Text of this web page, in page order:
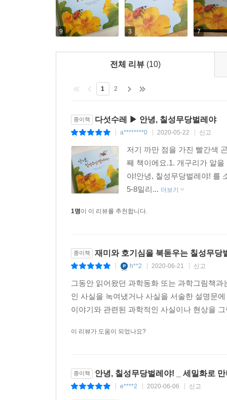
9 3 7
전체 리뷰 (10)
1 2
종이책 다섯수레 ▶ 안녕, 칠성무당벌레야
a********0 2020-05-22 신고
저기 까만 점을 가진 빨간색
째 책이에요.1. 개구리가 알
야!안녕, 칠성무당벌레야! 를
5-8밀리... 더보기
1명이 이 리뷰를 추천합니다.
종이책 재미와 호기심을 북돋우는 칠성무당
h**2 2020-06-21 신고
그동안 읽어왔던 과학동화 또는 과학그림책
인 사실을 녹여냈거나 사실을 서술한 설명문
이야기와 관련된 과학적인 사실이나 현상을
이 리뷰가 도움이 되었나요?
종이책 안녕, 칠성무당벌레야! _ 세밀화로
e****2 2020-06-06 신고